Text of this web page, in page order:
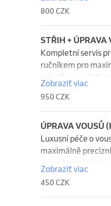
800 CZK
STŘIH + ÚPRAVA
Kompletní servis
ručníkem pro
pokožku a zajistí
Zobraziť viac
950 CZK
ÚPRAVA VOUSŮ
Luxusní péče o
maximálně
úroveň a zanechá
Zobraziť viac
450 CZK